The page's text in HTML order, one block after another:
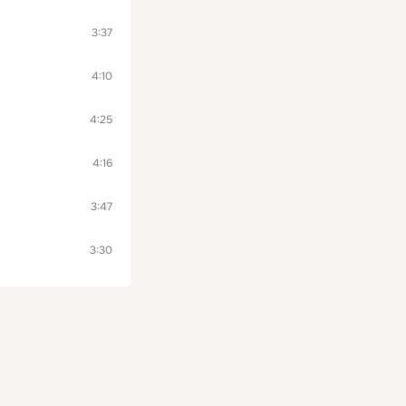
3:37
4:10
4:25
4:16
3:47
3:30